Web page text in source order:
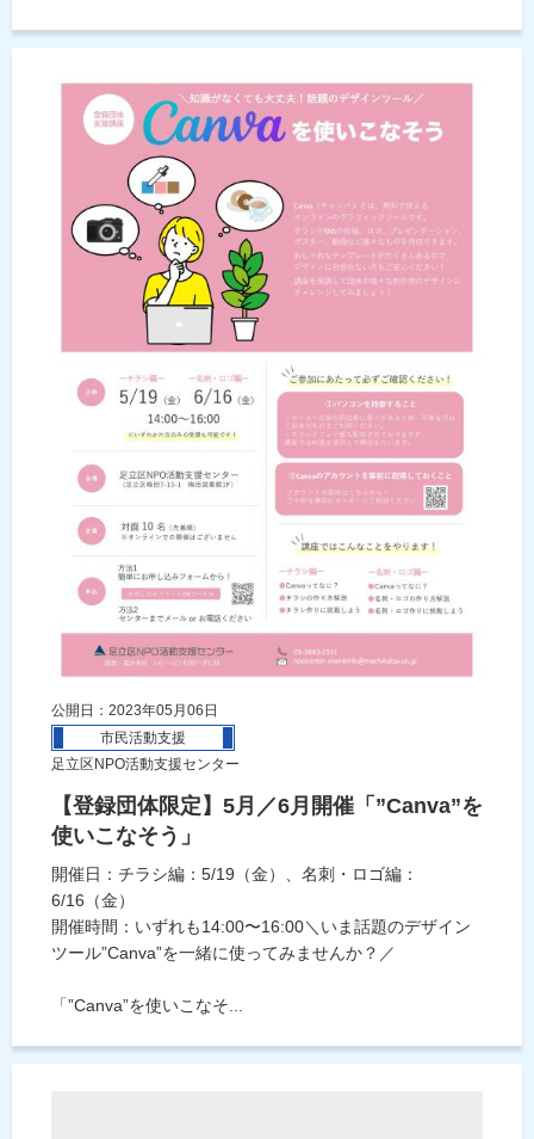
公開日：2023年05月06日
市民活動支援
足立区NPO活動支援センター
【登録団体限定】5月／6月開催「”Canva”を
使いこなそう」
開催日：チラシ編：5/19（金）、名刺・ロゴ編：
6/16（金）
開催時間：いずれも14:00〜16:00＼いま話題のデザイン
ツール”Canva”を一緒に使ってみませんか？／
「”Canva”を使いこなそ...